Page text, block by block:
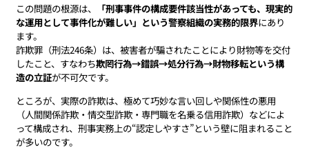
この問題の根源は、
「刑事事件の構成要件該当性があっても、現実的
な運用として事件化が難しい」という警察組織の実務的限界にあり
ます。
詐欺罪（刑法246条）は、被害者が騙されたことにより財物等を交付
したこと、すなわち欺罔行為→錯誤→処分行為→財物移転という構
造の立証が不可欠です。
ところが、実際の詐欺は、極めて巧妙な言い回しや関係性の悪用
（人間関係詐欺・情交型詐欺・専門職を名乗る信用詐欺）などによ
って構成され、刑事実務上の“認定しやすさ”という壁に阻まれること
が多いのです。